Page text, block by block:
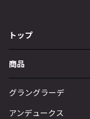
トップ
商品
グラングラーデ
アンデュークス